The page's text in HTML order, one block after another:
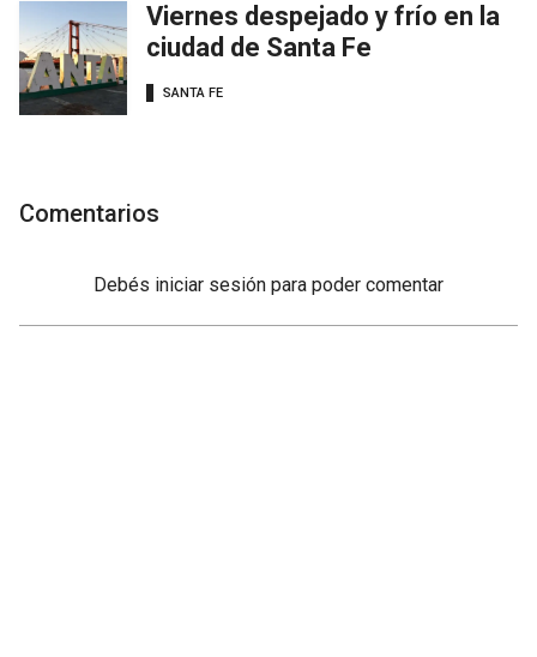
Viernes despejado y frío en la
ciudad de Santa Fe
SANTA FE
Comentarios
Debés iniciar sesión para poder comentar